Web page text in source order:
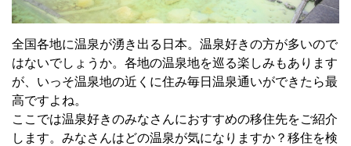
全国各地に温泉が湧き出る日本。温泉好きの方が多いので
はないでしょうか。各地の温泉地を巡る楽しみもあります
が、いっそ温泉地の近くに住み毎日温泉通いができたら最
高ですよね。
ここでは温泉好きのみなさんにおすすめの移住先をご紹介
します。みなさんはどの温泉が気になりますか？移住を検